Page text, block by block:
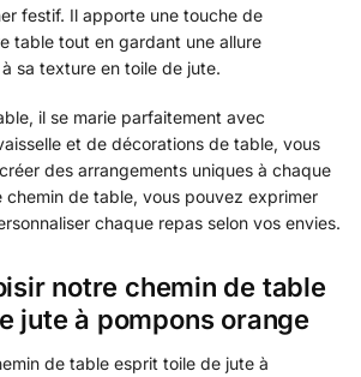
festif. Il apporte une touche de
table tout en gardant une allure
sa texture en toile de jute.
il se marie parfaitement avec
et de décorations de table, vous
des arrangements uniques à chaque
chemin de table, vous pouvez exprimer
chaque repas selon vos envies.
notre chemin de table
jute à pompons orange
de table esprit toile de jute à